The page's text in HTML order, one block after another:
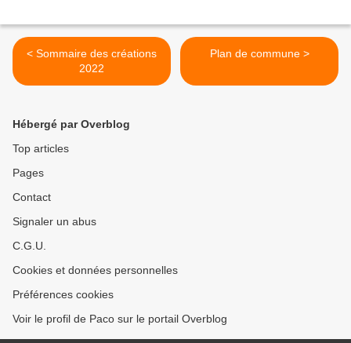
< Sommaire des créations
2022
Plan de commune >
Hébergé par Overblog
Top articles
Pages
Contact
Signaler un abus
C.G.U.
Cookies et données personnelles
Préférences cookies
Voir le profil de Paco sur le portail Overblog